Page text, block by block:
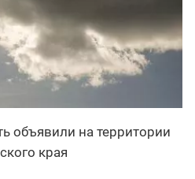
объявили на территории
края